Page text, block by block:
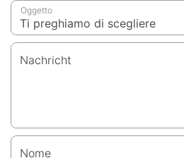
Oggetto
Nachricht
Nome